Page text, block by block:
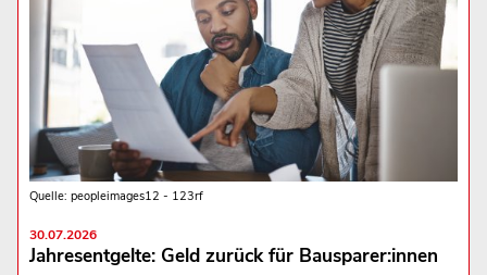
Quelle: peopleimages12 - 123rf
30.07.2026
Jahresentgelte: Geld zurück für Bausparer:innen